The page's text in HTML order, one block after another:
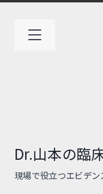
Dr.山本の臨
現場で役立つエビデン